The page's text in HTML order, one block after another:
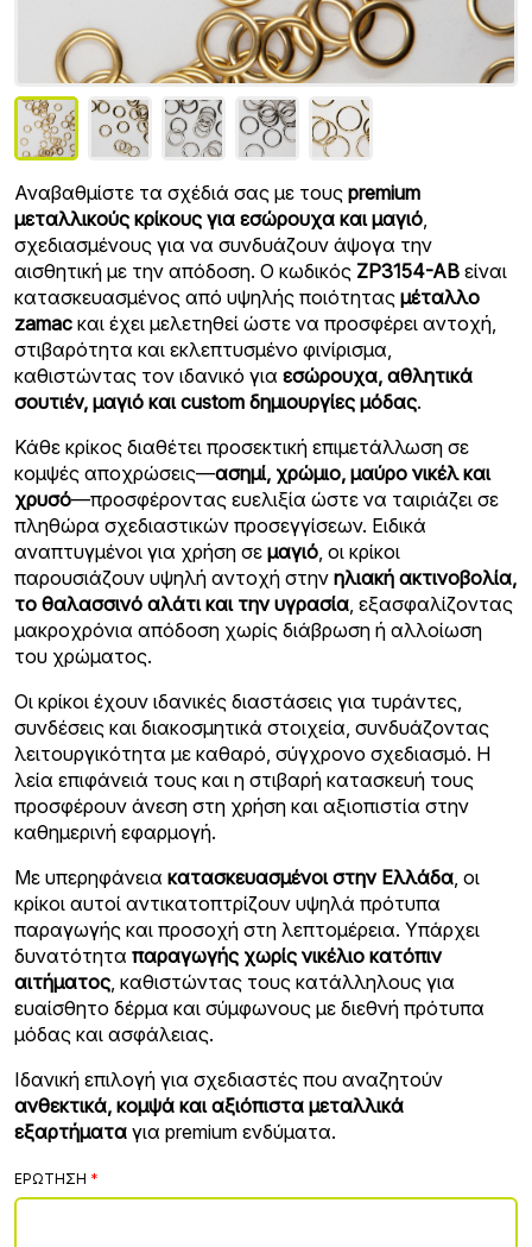
Αναβαθμίστε τα σχέδιά σας με τους premium
μεταλλικούς κρίκους για εσώρουχα και μαγιό,
σχεδιασμένους για να συνδυάζουν άψογα την
αισθητική με την απόδοση. Ο κωδικός ZP3154-AB είναι
κατασκευασμένος από υψηλής ποιότητας μέταλλο
zamac και έχει μελετηθεί ώστε να προσφέρει αντοχή,
στιβαρότητα και εκλεπτυσμένο φινίρισμα,
καθιστώντας τον ιδανικό για εσώρουχα, αθλητικά
σουτιέν, μαγιό και custom δημιουργίες μόδας.
Κάθε κρίκος διαθέτει προσεκτική επιμετάλλωση σε
κομψές αποχρώσεις—ασημί, χρώμιο, μαύρο νικέλ και
χρυσό—προσφέροντας ευελιξία ώστε να ταιριάζει σε
πληθώρα σχεδιαστικών προσεγγίσεων. Ειδικά
αναπτυγμένοι για χρήση σε μαγιό, οι κρίκοι
παρουσιάζουν υψηλή αντοχή στην ηλιακή ακτινοβολία,
το θαλασσινό αλάτι και την υγρασία, εξασφαλίζοντας
μακροχρόνια απόδοση χωρίς διάβρωση ή αλλοίωση
του χρώματος.
Οι κρίκοι έχουν ιδανικές διαστάσεις για τυράντες,
συνδέσεις και διακοσμητικά στοιχεία, συνδυάζοντας
λειτουργικότητα με καθαρό, σύγχρονο σχεδιασμό. Η
λεία επιφάνειά τους και η στιβαρή κατασκευή τους
προσφέρουν άνεση στη χρήση και αξιοπιστία στην
καθημερινή εφαρμογή.
Με υπερηφάνεια κατασκευασμένοι στην Ελλάδα, οι
κρίκοι αυτοί αντικατοπτρίζουν υψηλά πρότυπα
παραγωγής και προσοχή στη λεπτομέρεια. Υπάρχει
δυνατότητα παραγωγής χωρίς νικέλιο κατόπιν
αιτήματος, καθιστώντας τους κατάλληλους για
ευαίσθητο δέρμα και σύμφωνους με διεθνή πρότυπα
μόδας και ασφάλειας.
Ιδανική επιλογή για σχεδιαστές που αναζητούν
ανθεκτικά, κομψά και αξιόπιστα μεταλλικά
εξαρτήματα για premium ενδύματα.
ΕΡΏΤΗΣΗ